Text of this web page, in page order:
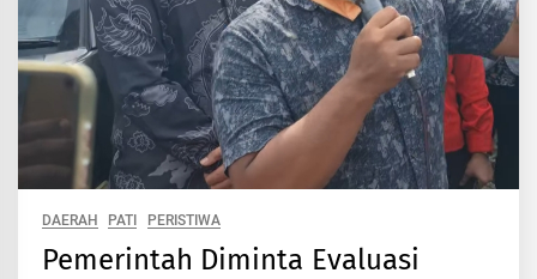
DAERAH PATI PERISTIWA
Pemerintah Diminta Evaluasi